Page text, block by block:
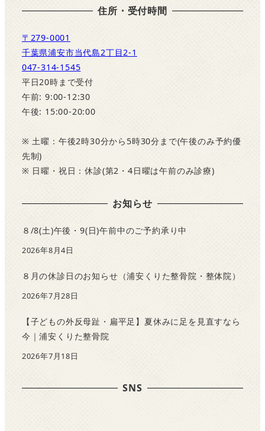
住所・受付時間
〒279-0001
千葉県浦安市当代島2丁目2-1
047-314-1545
平日20時まで受付
午前: 9:00-12:30
午後: 15:00-20:00
※ 土曜：午後2時30分から5時30分まで(午後のみ予約優
先制)
※ 日曜・祝日：休診(第2・4日曜は午前のみ診療)
お知らせ
８/8(土)午後・9(日)午前中のご予約承り中
2026年8月4日
８月の休診日のお知らせ（浦安くりた整骨院・整体院）
2026年7月28日
【子どもの外反母趾・扁平足】夏休みに足を見直すなら
今｜浦安くりた整骨院
2026年7月18日
SNS